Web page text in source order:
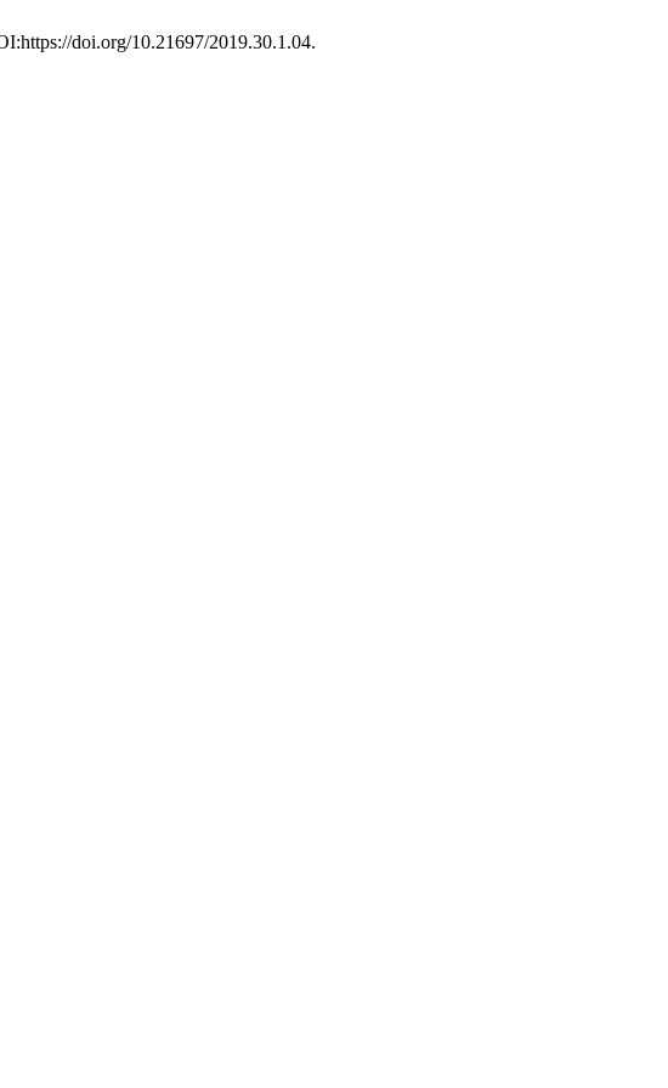
doi.org/10.21697/2019.30.1.04.